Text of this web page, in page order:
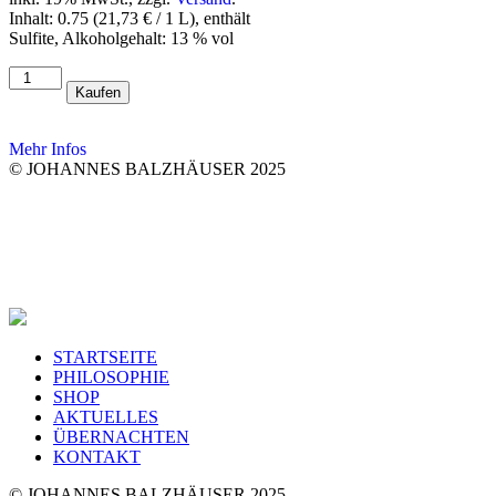
Inhalt: 0.75 (21,73 € / 1 L), enthält
Sulfite, Alkoholgehalt: 13 % vol
2021
Alsheimer
trocken
Menge
Kaufen
Mehr Infos
© JOHANNES BALZHÄUSER 2025
STARTSEITE
PHILOSOPHIE
SHOP
AKTUELLES
ÜBERNACHTEN
KONTAKT